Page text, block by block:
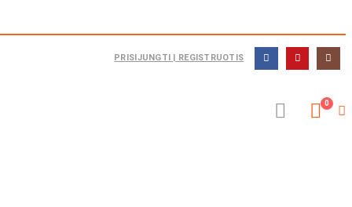
PRISIJUNGTI | REGISTRUOTIS
0